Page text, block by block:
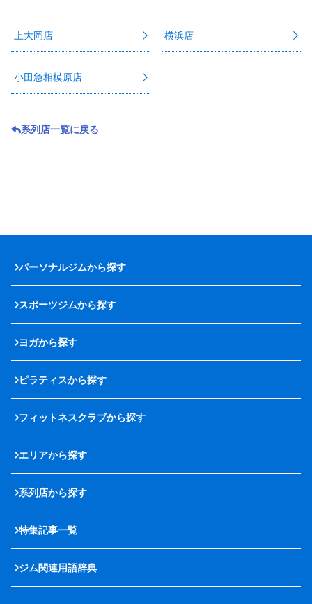
上大岡店 横浜店
小田急相模原店
系列店一覧に戻る
パーソナルジムから探す
スポーツジムから探す
ヨガから探す
ピラティスから探す
フィットネスクラブから探す
エリアから探す
系列店から探す
特集記事一覧
ジム関連用語辞典